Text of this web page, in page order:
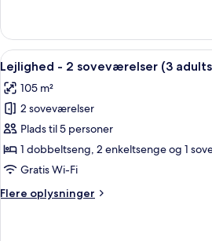
child)
-
soveværelser
adults
+
child)
Indlæs
alle
billeder
af
Lejlighed
-
2
(3
2
11
Lejlighed - 2 soveværelser (3
105 m²
2 soveværelser
Plads til 5 personer
1 dobbeltseng, 2 enkeltsenge og 1
Gratis Wi-Fi
Flere oplysninger
Flere